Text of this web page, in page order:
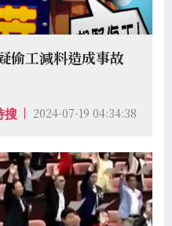
偷工減料造成事故
搜 2024-07-19 04:34:38